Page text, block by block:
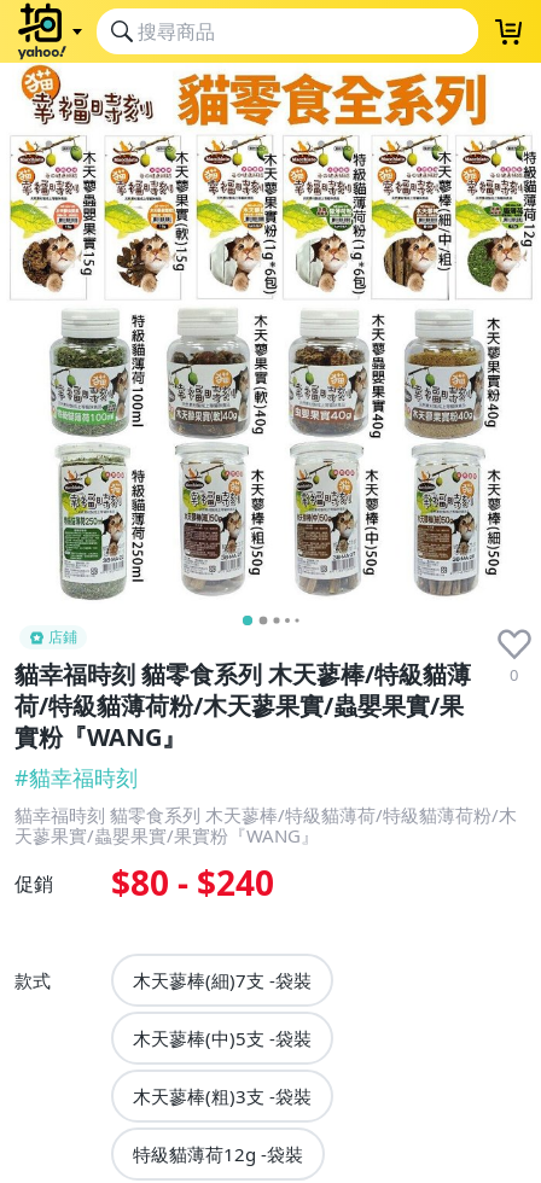
店鋪
貓幸福時刻 貓零食系列 木天蓼棒/特級貓薄
荷/特級貓薄荷粉/木天蓼果實/蟲嬰果實/果
實粉『WANG』
0
#貓幸福時刻
貓幸福時刻 貓零食系列 木天蓼棒/特級貓薄荷/特級貓薄荷粉/木
天蓼果實/蟲嬰果實/果實粉『WANG』
促銷 $80 - $240
款式 木天蓼棒(細)7支 -袋裝
木天蓼棒(中)5支 -袋裝
木天蓼棒(粗)3支 -袋裝
特級貓薄荷12g -袋裝